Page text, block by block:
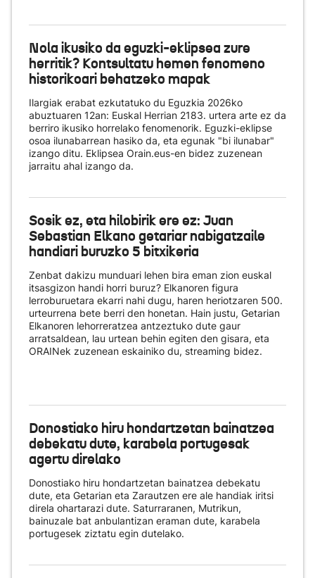
Nola ikusiko da eguzki-eklipsea zure
herritik? Kontsultatu hemen fenomeno
historikoari behatzeko mapak
Ilargiak erabat ezkutatuko du Eguzkia 2026ko
abuztuaren 12an: Euskal Herrian 2183. urtera arte ez da
berriro ikusiko horrelako fenomenorik. Eguzki-eklipse
osoa ilunabarrean hasiko da, eta egunak "bi ilunabar"
izango ditu. Eklipsea Orain.eus-en bidez zuzenean
jarraitu ahal izango da.
Sosik ez, eta hilobirik ere ez: Juan
Sebastian Elkano getariar nabigatzaile
handiari buruzko 5 bitxikeria
Zenbat dakizu munduari lehen bira eman zion euskal
itsasgizon handi horri buruz? Elkanoren figura
lerroburuetara ekarri nahi dugu, haren heriotzaren 500.
urteurrena bete berri den honetan. Hain justu, Getarian
Elkanoren lehorreratzea antzeztuko dute gaur
arratsaldean, lau urtean behin egiten den gisara, eta
ORAINek zuzenean eskainiko du, streaming bidez.
Donostiako hiru hondartzetan bainatzea
debekatu dute, karabela portugesak
agertu direlako
Donostiako hiru hondartzetan bainatzea debekatu
dute, eta Getarian eta Zarautzen ere ale handiak iritsi
direla ohartarazi dute. Saturraranen, Mutrikun,
bainuzale bat anbulantizan eraman dute, karabela
portugesek ziztatu egin dutelako.